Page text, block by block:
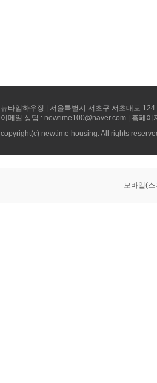
뉴타임하우징 | 서울특별시 서초구 서초대로
이메일 상담 : newtime100@naver.com | 홈페
copyright(c) newtime housing. All rights
모바일(